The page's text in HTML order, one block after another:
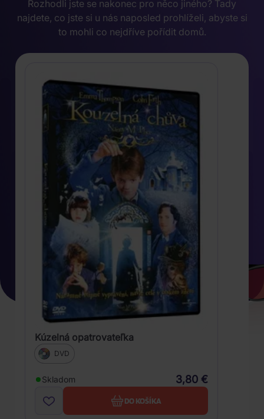
Rozhodli jste se nakonec pro něco jiného? Tady
najdete, co jste si u nás naposled prohlíželi, abyste si
to mohli co nejdříve pořídit domů.
Kúzelná opatrovateľka
DVD
Skladom 3,80 €
DO KOŠÍKA